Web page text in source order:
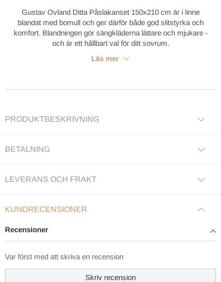
Gustav Ovland Ditta Påslakanset 150x210 cm är i linne
blandat med bomull och ger därför både god slitstyrka och
komfort. Blandningen gör sängkläderna lättare och mjukare -
och är ett hållbart val för ditt sovrum.
Läs mer
PRODUKTBESKRIVNING
BETALNING
LEVERANS OCH FRAKT
KUNDRECENSIONER
Recensioner
Var först med att skriva en recension
Skriv recension